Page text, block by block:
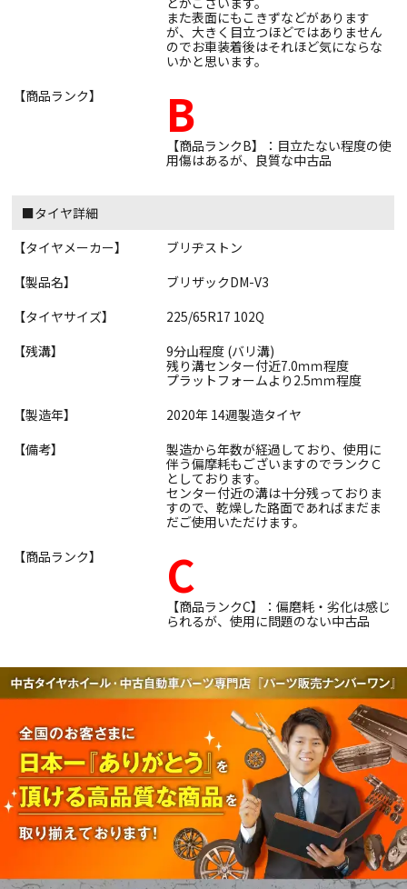
また表面にもこきずなどがあります
が、大きく目立つほどではありません
のでお車装着後はそれほど気にならな
いかと思います。
【商品ランク】
B
【商品ランクB】：目立たない程度の使
用傷はあるが、良質な中古品
■タイヤ詳細
【タイヤメーカー】
ブリヂストン
【製品名】
ブリザックDM-V3
【タイヤサイズ】
225/65R17 102Q
【残溝】
9分山程度 (バリ溝)
残り溝センター付近7.0ｍｍ程度
プラットフォームより2.5ｍｍ程度
【製造年】
2020年 14週製造タイヤ
【備考】
製造から年数が経過しており、使用に
伴う偏摩耗もございますのでランクＣ
としております。
センター付近の溝は十分残っておりま
すので、乾燥した路面であればまだま
だご使用いただけます。
【商品ランク】
C
【商品ランクC】：偏磨耗・劣化は感じ
られるが、使用に問題のない中古品